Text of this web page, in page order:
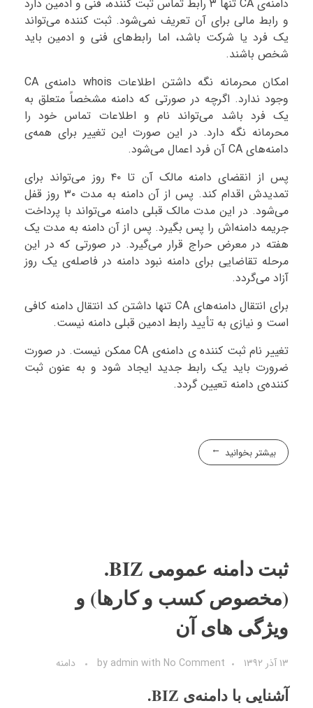
دامنه‌ی CA تنها ۳ رابط تماس ثبت کننده، فنی و ادمین دارد
و رابط مالی برای آن تعریف نمی‌شود. ثبت کننده می‌تواند
یک فرد یا شرکت باشد، اما رابط‌های فنی و ادمین باید
شخص باشند.
امکان محرمانه نگه داشتن اطلاعات whois دامنه‌ی CA
وجود ندارد. اگرچه در صورتی که دامنه مشخصاً متعلق به
یک فرد باشد می‌تواند نام و اطلاعات تماس خود را
محرمانه نگه دارد. در این صورت این تغییر برای همه‌ی
دامنه‌های CA آن فرد اعمال می‌شود.
پس از انقضای دامنه مالک آن تا ۴۰ روز می‌تواند برای
تمدیدش اقدام کند. پس از آن دامنه به مدت ۳۰ روز قفل
می‌شود. در این مدت مالک قبلی دامنه می‌تواند با پرداخت
جریمه دامنه‌اش را پس بگیرد. پس از آن دامنه به مدت یک
هفته در معرض حراج قرار می‌گیرد. در صورتی که در این
مرحله تقاضایی برای دامنه نبود دامنه در فاصله‌ی یک روز
آزاد می‌گردد.
برای انتقال دامنه‌های CA تنها داشتن کد انتقال دامنه کافی
است و نیازی به تأیید رابط ادمین قبلی دامنه نیست.
تغییر نام ثبت کننده ی دامنه‌ی CA ممکن نیست. در صورت
ضرورت باید یک رابط جدید ایجاد شود و به عنون ثبت
کننده‌ی دامنه تعیین گردد.
بیشتر بخوانید
ثبت دامنه عمومی BIZ.
(مخصوص کسب و کارها) و
ویژگی های آن
۱۳ آذر ۱۳۹۲ by admin with No Comment دامنه
آشنایی با دامنه‌ی BIZ.